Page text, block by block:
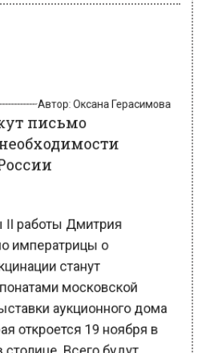
II работы Дмитрия
станут
московской
аукционного дома
откроется 19 ноября в
Всего будут
на сумму 7